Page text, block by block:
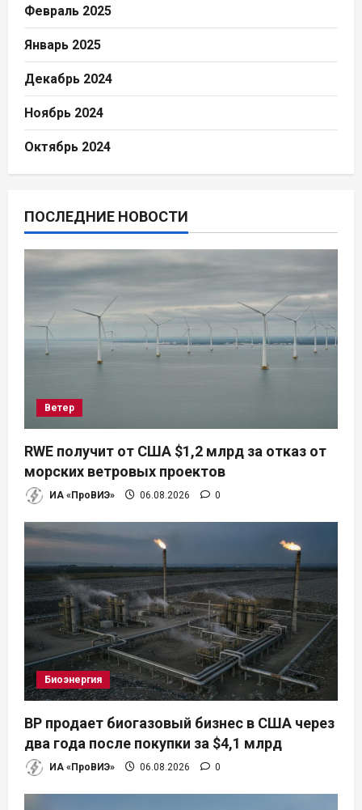
Февраль 2025
Январь 2025
Декабрь 2024
Ноябрь 2024
Октябрь 2024
ПОСЛЕДНИЕ НОВОСТИ
Ветер
RWE получит от США $1,2 млрд за отказ от
морских ветровых проектов
ИА «ПроВИЭ» 06.08.2026 0
Биоэнергия
BP продает биогазовый бизнес в США через
два года после покупки за $4,1 млрд
ИА «ПроВИЭ» 06.08.2026 0